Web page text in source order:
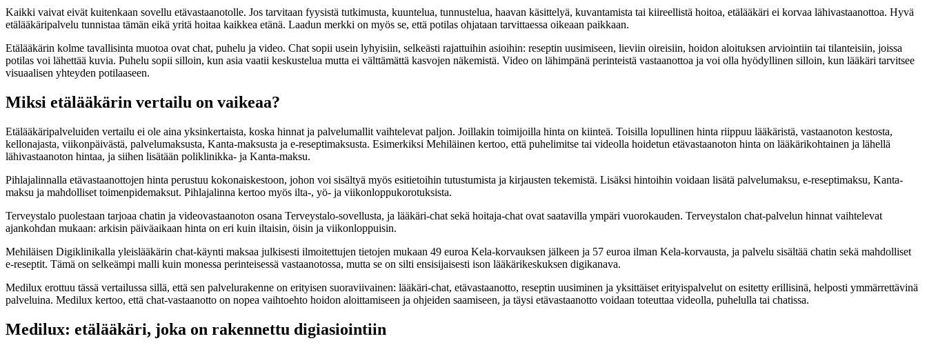
Kaikki vaivat eivät kuitenkaan sovellu etävastaanotolle. Jos tarvitaan fyysistä tutkimusta, kuuntelua, tunnustelua, haavan käsittelyä, kuvantamista tai kiireellistä hoitoa, etälääkäri ei korvaa lähivastaanottoa. Hyvä
etälääkäripalvelu tunnistaa tämän eikä yritä hoitaa kaikkea etänä. Laadun merkki on myös se, että potilas ohjataan tarvittaessa oikeaan paikkaan.
Etälääkärin kolme tavallisinta muotoa ovat chat, puhelu ja video. Chat sopii usein lyhyisiin, selkeästi rajattuihin asioihin: reseptin uusimiseen, lieviin oireisiin, hoidon aloituksen arviointiin tai tilanteisiin, joissa
potilas voi lähettää kuvia. Puhelu sopii silloin, kun asia vaatii keskustelua mutta ei välttämättä kasvojen näkemistä. Video on lähimpänä perinteistä vastaanottoa ja voi olla hyödyllinen silloin, kun lääkäri tarvitsee
visuaalisen yhteyden potilaaseen.
Miksi etälääkärin vertailu on vaikeaa?
Etälääkäripalveluiden vertailu ei ole aina yksinkertaista, koska hinnat ja palvelumallit vaihtelevat paljon. Joillakin toimijoilla hinta on kiinteä. Toisilla lopullinen hinta riippuu lääkäristä, vastaanoton kestosta,
kellonajasta, viikonpäivästä, palvelumaksusta, Kanta-maksusta ja e-reseptimaksusta. Esimerkiksi Mehiläinen kertoo, että puhelimitse tai videolla hoidetun etävastaanoton hinta on lääkärikohtainen ja lähellä
lähivastaanoton hintaa, ja siihen lisätään poliklinikka- ja Kanta-maksu.
Pihlajalinnalla etävastaanottojen hinta perustuu kokonaiskestoon, johon voi sisältyä myös esitietoihin tutustumista ja kirjausten tekemistä. Lisäksi hintoihin voidaan lisätä palvelumaksu, e-reseptimaksu, Kanta-
maksu ja mahdolliset toimenpidemaksut. Pihlajalinna kertoo myös ilta-, yö- ja viikonloppukorotuksista.
Terveystalo puolestaan tarjoaa chatin ja videovastaanoton osana Terveystalo-sovellusta, ja lääkäri-chat sekä hoitaja-chat ovat saatavilla ympäri vuorokauden. Terveystalon chat-palvelun hinnat vaihtelevat
ajankohdan mukaan: arkisin päiväaikaan hinta on eri kuin iltaisin, öisin ja viikonloppuisin.
Mehiläisen Digiklinikalla yleislääkärin chat-käynti maksaa julkisesti ilmoitettujen tietojen mukaan 49 euroa Kela-korvauksen jälkeen ja 57 euroa ilman Kela-korvausta, ja palvelu sisältää chatin sekä mahdolliset
e-reseptit. Tämä on selkeämpi malli kuin monessa perinteisessä vastaanotossa, mutta se on silti ensisijaisesti ison lääkärikeskuksen digikanava.
Medilux erottuu tässä vertailussa sillä, että sen palvelurakenne on erityisen suoraviivainen: lääkäri-chat, etävastaanotto, reseptin uusiminen ja yksittäiset erityispalvelut on esitetty erillisinä, helposti ymmärrettävinä
palveluina. Medilux kertoo, että chat-vastaanotto on nopea vaihtoehto hoidon aloittamiseen ja ohjeiden saamiseen, ja täysi etävastaanotto voidaan toteuttaa videolla, puhelulla tai chatissa.
Medilux: etälääkäri, joka on rakennettu digiasiointiin